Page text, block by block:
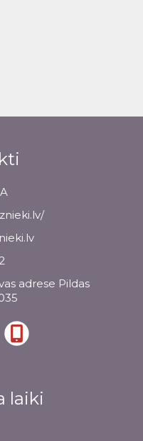
adrese Pildas
laiki